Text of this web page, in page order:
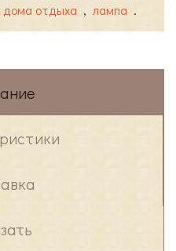
дома отдыха , лампа .